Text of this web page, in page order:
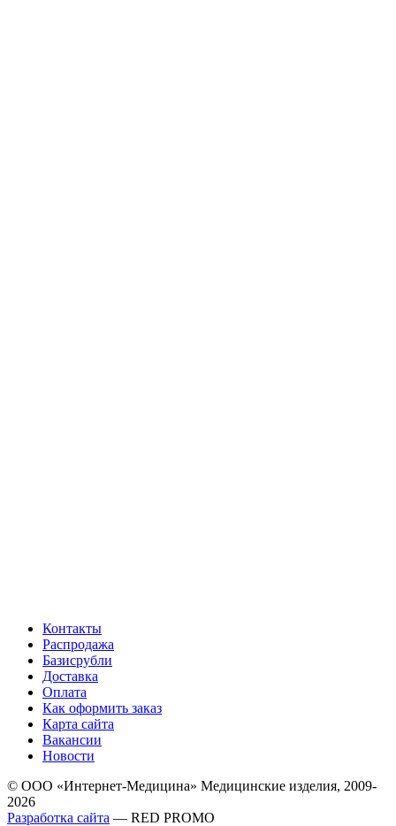
Контакты
Распродажа
Базисрубли
Доставка
Оплата
Как оформить заказ
Карта сайта
Вакансии
Новости
© ООО «Интернет-Медицина» Медицинские изделия, 2009-
2026
Разработка сайта — RED PROMO